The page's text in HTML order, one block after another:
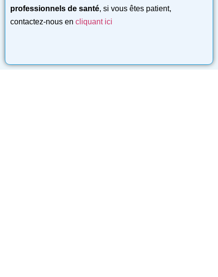
professionnels de santé, si vous êtes patient,
contactez-nous en cliquant ici